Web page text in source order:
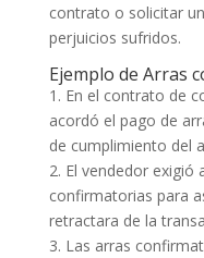
contrato o solicitar
perjuicios sufridos.
Ejemplo de Arras
1. En el contrato de
acordó el pago de
de cumplimiento del
2. El vendedor exigió
confirmatorias para
retractara de la
3. Las arras